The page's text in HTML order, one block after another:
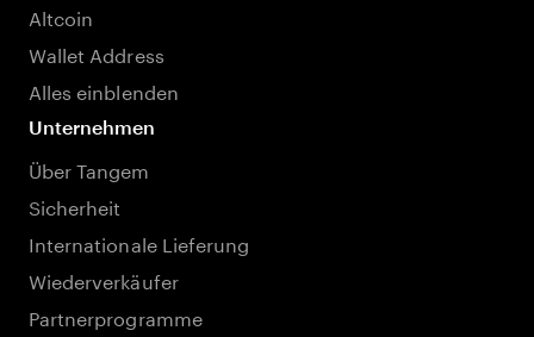
Altcoin
Wallet Address
Alles einblenden
Unternehmen
Über Tangem
Sicherheit
Internationale Lieferung
Wiederverkäufer
Partnerprogramme